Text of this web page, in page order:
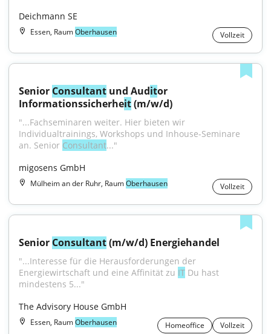
Deichmann SE
Essen, RaumOberhausen Vollzeit
Senior Consultant und Auditor
Informationssicherheit (m/w/d)
"...Fachseminaren weiter. Hier bieten wir
Individualtrainings, Workshops und Inhouse-Seminare
an. Senior Consultant..."
migosens GmbH
Mülheim an der Ruhr, RaumOberhausen Vollzeit
Senior Consultant (m/w/d) Energiehandel
"...Interesse für die Herausforderungen der
Energiewirtschaft und eine Affinität zu IT Du hast
mindestens 5..."
The Advisory House GmbH
Essen, RaumOberhausen Homeoffice Vollzeit